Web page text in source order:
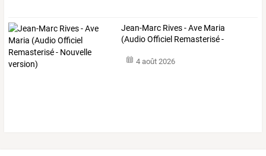
Jean-Marc Rives-Ave Maria
(AudioOfficiel Remasterisé-
4 août 2026